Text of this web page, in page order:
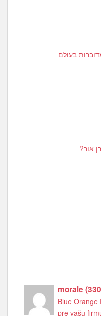
אור?
morale(
Blue Orange
pre vašu